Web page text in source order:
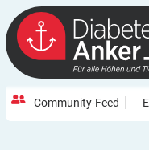
Community-Feed